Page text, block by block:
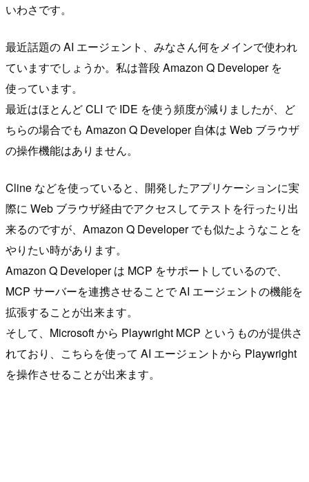
いわさです。
最近話題の AI エージェント、みなさん何をメインで使われ
ていますでしょうか。私は普段 Amazon Q Developer を
使っています。
最近はほとんど CLI で IDE を使う頻度が減りましたが、ど
ちらの場合でも Amazon Q Developer 自体は Web ブラウザ
の操作機能はありません。
Cline などを使っていると、開発したアプリケーションに実
際に Web ブラウザ経由でアクセスしてテストを行ったり出
来るのですが、Amazon Q Developer でも似たようなことを
やりたい時があります。
Amazon Q Developer は MCP をサポートしているので、
MCP サーバーを連携させることで AI エージェントの機能を
拡張することが出来ます。
そして、Microsoft から Playwright MCP というものが提供さ
れており、こちらを使って AI エージェントから Playwright
を操作させることが出来ます。